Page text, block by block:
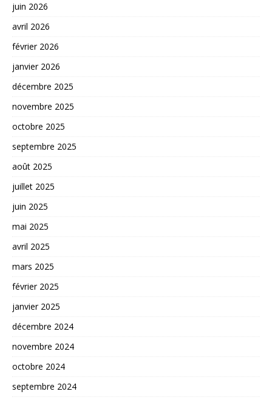
juin 2026
avril 2026
février 2026
janvier 2026
décembre 2025
novembre 2025
octobre 2025
septembre 2025
août 2025
juillet 2025
juin 2025
mai 2025
avril 2025
mars 2025
février 2025
janvier 2025
décembre 2024
novembre 2024
octobre 2024
septembre 2024